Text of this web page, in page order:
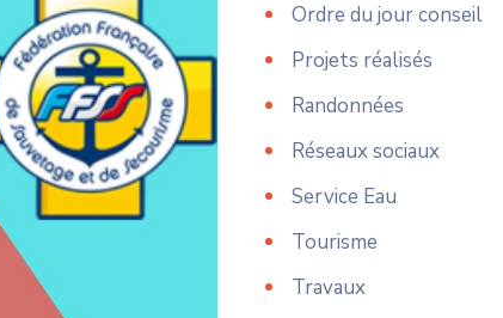
Ordre du jour conseil
Projets réalisés
Randonnées
Réseaux sociaux
Service Eau
Tourisme
Travaux